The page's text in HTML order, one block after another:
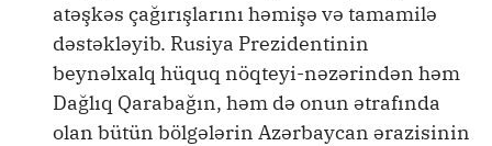
atəşkəs çağırışlarını həmişə və tamamilə
dəstəkləyib. Rusiya Prezidentinin
beynəlxalq hüquq nöqteyi-nəzərindən həm
Dağlıq Qarabağın, həm də onun ətrafında
olan bütün bölgələrin Azərbaycan ərazisinin